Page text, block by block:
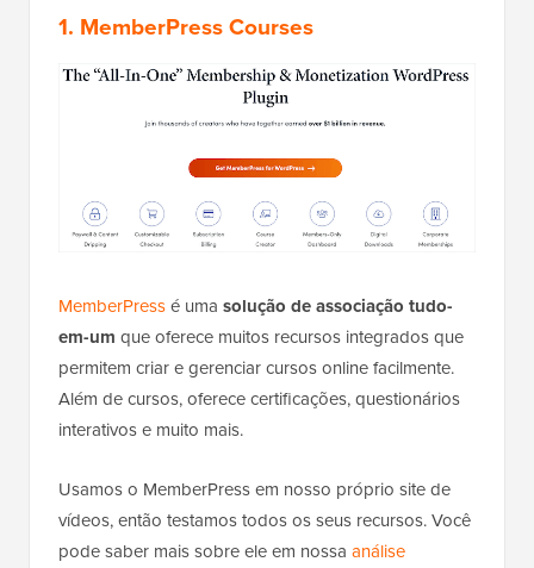
1. MemberPress Courses
MemberPressé uma solução de associação tudo-
em-um que oferece muitos recursos integrados que
permitem criar e gerenciar cursos online facilmente.
Além de cursos, oferece certificações, questionários
interativos e muito mais.
Usamos o MemberPress em nosso próprio site de
vídeos, então testamos todos os seus recursos. Você
pode saber mais sobre ele em nossa análise